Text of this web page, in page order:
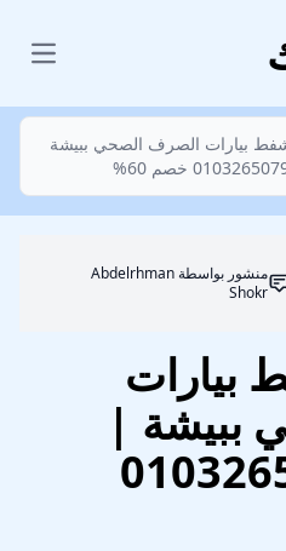
بيارات الصرف الصحي ببيشة
منشور بواسطةAbdelrhman
Shokr
بيارات
ببيشة |